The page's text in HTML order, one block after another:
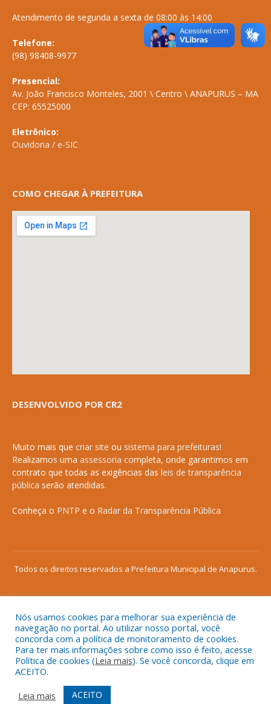
Atendimento de segunda a sexta de 08:00 às 14:00
Telefone:
(98) 98408-9977
Presencial:
Av. João Francisco Monteles, 2001 \ Centro \ ANAPURUS – MA
CEP: 65525000
Eletrônico:
Ouvidoria / e-SIC
COMO CHEGAR À PREFEITURA
DESENVOLVIDO POR CR2
Muito mais que criar site ou sistema para prefeituras!
Realizamos uma assessoria completa, onde garantimos em
contrato que todas as exigências das leis de transparência
pública serão atendidas.
Conheça o PNTP e o Radar da Transparência Pública
Todos os direitos reservados a Prefeitura Municipal de Anapurus.
Mapa do Site
Acessar Área Administrativa
Acessar o Webmail
Nós usamos cookies para melhorar sua experiência de
navegação no portal. Ao utilizar nosso portal, você
concorda com a política de monitoramento de cookies.
Para ter mais informações sobre como isso é feito, acesse
Política de cookies (Leia mais). Se você concorda, clique em
ACEITO.
Leia mais
ACEITO